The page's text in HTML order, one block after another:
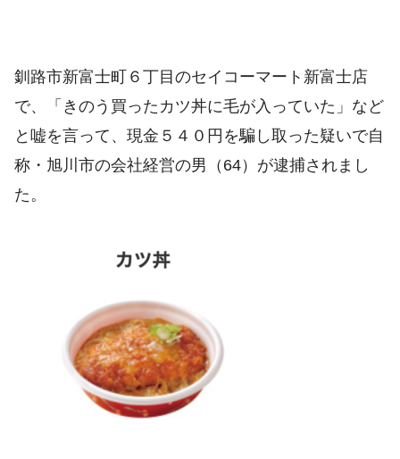
釧路市新富士町６丁目のセイコーマート新富士店
で、「きのう買ったカツ丼に毛が入っていた」など
と嘘を言って、現金５４０円を騙し取った疑いで自
称・旭川市の会社経営の男（64）が逮捕されまし
た。